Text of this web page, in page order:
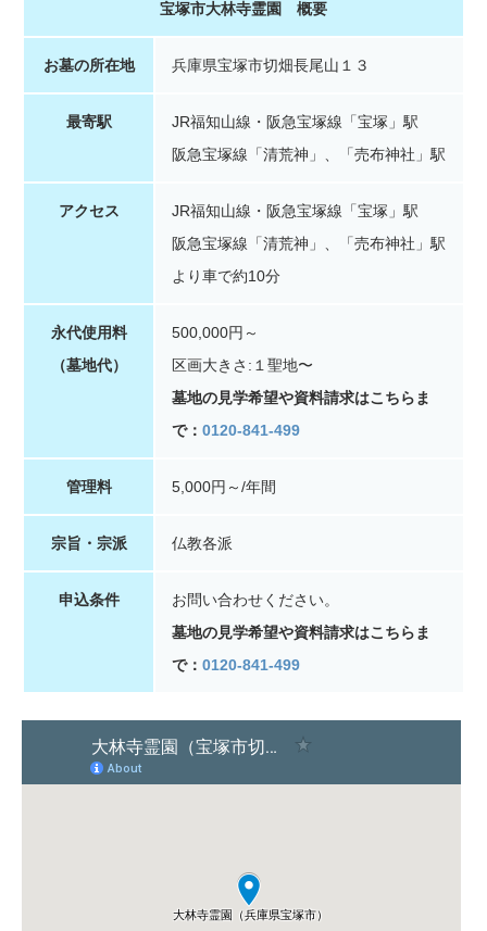
宝塚市大林寺霊園 概要
お墓の所在地 兵庫県宝塚市切畑長尾山１３
最寄駅
JR福知山線・阪急宝塚線「宝塚」駅
阪急宝塚線「清荒神」、「売布神社」駅
アクセス
JR福知山線・阪急宝塚線「宝塚」駅
阪急宝塚線「清荒神」、「売布神社」駅
より車で約10分
永代使用料
（墓地代）
500,000円～
区画大きさ:１聖地〜
墓地の見学希望や資料請求はこちらま
で： 0120-841-499
管理料 5,000円～/年間
宗旨・宗派 仏教各派
申込条件
お問い合わせください。
墓地の見学希望や資料請求はこちらま
で： 0120-841-499